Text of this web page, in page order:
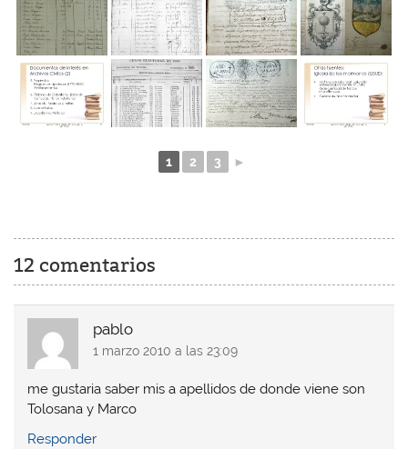
1 2 3 ►
12 comentarios
pablo
1 marzo 2010 a las 23:09
me gustaria saber mis a apellidos de donde viene son
Tolosana y Marco
Responder